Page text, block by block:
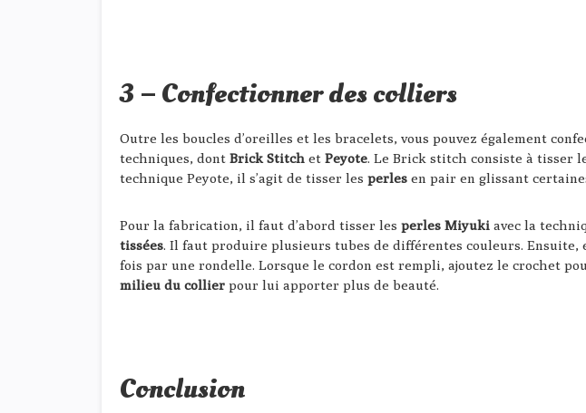
3 –Confectionner des colliers
Outre les boucles d’oreilles et les bracelets, vous pouvez également
techniques, dont Brick Stitch et Peyote. Le Brick stitch consiste à tisser
technique Peyote, il s’agit de tisser les perles en pair en glissant
Pour la fabrication, il faut d’abord tisser les perles Miyuki avec la
tissées. Il faut produire plusieurs tubes de différentes couleurs.
fois par une rondelle. Lorsque le cordon est rempli, ajoutez le crochet
milieu du collier pour lui apporter plus de beauté.
Conclusion